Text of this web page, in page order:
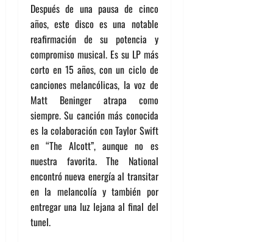
Después de una pausa de cinco
años, este disco es una notable
reafirmación de su potencia y
compromiso musical. Es su LP más
corto en 15 años, con un ciclo de
canciones melancólicas, la voz de
Matt Beninger atrapa como
siempre. Su canción más conocida
es la colaboración con Taylor Swift
en “The Alcott”, aunque no es
nuestra favorita. The National
encontró nueva energía al transitar
en la melancolía y también por
entregar una luz lejana al final del
tunel.